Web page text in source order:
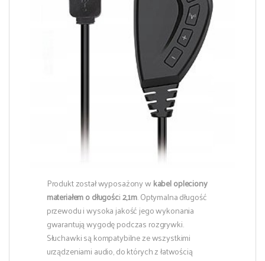
Produkt został wyposażony w kabel opleciony
materiałem o długości2,1m. Optymalna długość
przewodu i wysoka jakość jego wykonania
gwarantują wygodę podczas rozgrywki.
Słuchawki są kompatybilne ze wszystkimi
urządzeniami audio, do których z łatwością